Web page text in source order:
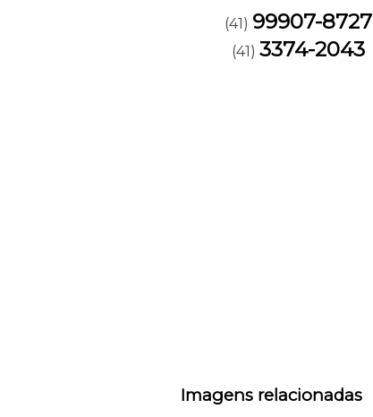
(41) 99907-8727
(41)3374-2043
Imagens relacionadas